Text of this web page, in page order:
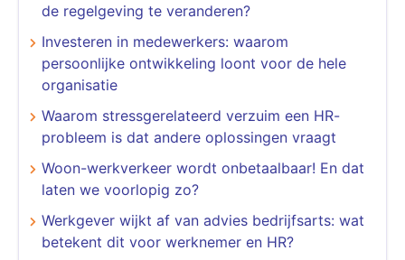
de regelgeving te veranderen?
Investeren in medewerkers: waarom
persoonlijke ontwikkeling loont voor de hele
organisatie
Waarom stressgerelateerd verzuim een HR-
probleem is dat andere oplossingen vraagt
Woon-werkverkeer wordt onbetaalbaar! En dat
laten we voorlopig zo?
Werkgever wijkt af van advies bedrijfsarts: wat
betekent dit voor werknemer en HR?